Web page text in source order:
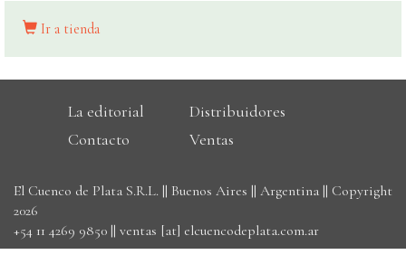
Ir a tienda
La editorial
Distribuidores
Contacto
Ventas
El Cuenco de Plata S.R.L. || Buenos Aires || Argentina || Copyright
2026
+54 11 4269 9850 || ventas [at] elcuencodeplata.com.ar